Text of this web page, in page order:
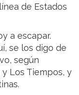
de Estados
a escapar.
se los digo de
según
Los Tiempos, y